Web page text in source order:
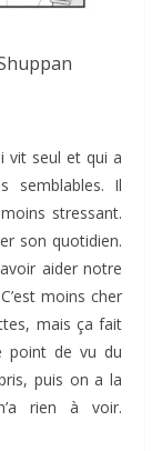
vit seul et qui a
semblables. Il
stressant.
son quotidien.
aider notre
moins cher
mais ça fait
point de vu du
puis on a la
rien à voir.